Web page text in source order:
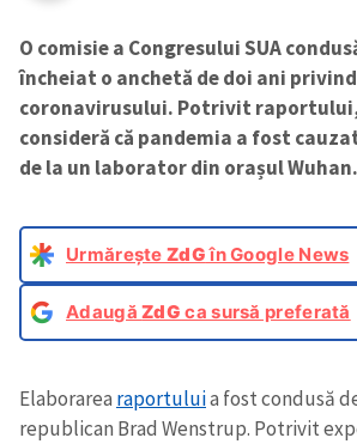
O comisie a Congresului SUA
încheiat o anchetă de doi ani
coronavirusului. Potrivit
consideră că pandemia a fost
de la un laborator din orașul Wuhan.
Urmărește ZdGîn Google News
AdaugăZdG ca sursă preferată
Elaborarea raportuluia fost condusă
republican Brad Wenstrup. Potrivit